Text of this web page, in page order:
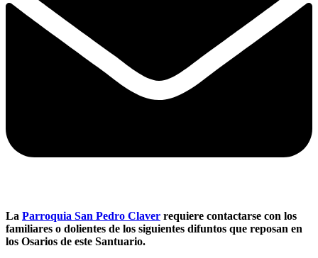
La Parroquia San Pedro Claver requiere contactarse con los
familiares o dolientes de los siguientes difuntos que reposan en
los Osarios de este Santuario.